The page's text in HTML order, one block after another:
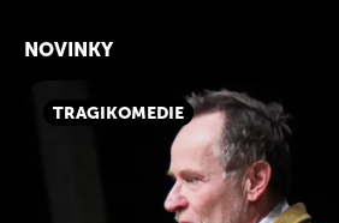
NOVINKY
TRAGIKOMEDIE